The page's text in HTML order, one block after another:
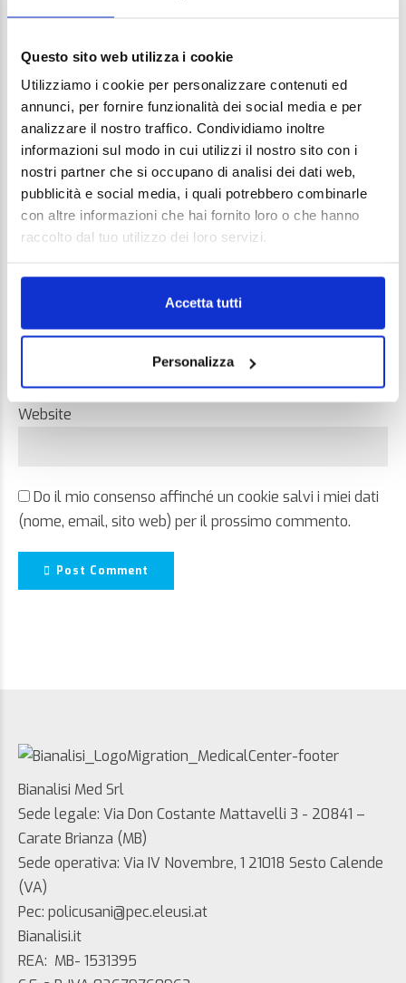
Questo sito web utilizza i cookie
Utilizziamo i cookie per personalizzare contenuti ed
annunci, per fornire funzionalità dei social media e per
analizzare il nostro traffico. Condividiamo inoltre
informazioni sul modo in cui utilizzi il nostro sito con i
nostri partner che si occupano di analisi dei dati web,
pubblicità e social media, i quali potrebbero combinarle
con altre informazioni che hai fornito loro o che hanno
raccolto dal tuo utilizzo dei loro servizi.
Accetta tutti
Personalizza
Comment
Email *
Website
Do il mio consenso affinché un cookie salvi i miei dati
(nome, email, sito web) per il prossimo commento.
Post Comment
Bianalisi Med Srl
Sede legale: Via Don Costante Mattavelli 3 - 20841 –
Carate Brianza (MB)
Sede operativa: Via IV Novembre, 1 21018 Sesto Calende
(VA)
Pec: policusani@pec.eleusi.at
Bianalisi.it
REA: MB- 1531395